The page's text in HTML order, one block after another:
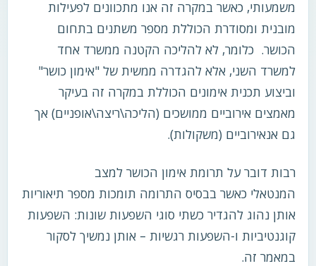
משמעותי, כאשר במקרה זה אנו מתכוונים לפעילות
מובנית ומסודרת הכוללת מספר משתנים בתחום
הכושר. כלומר, לא להליכה הקטנה ממשרד אחד
למשרד השני, אלא להגדרה ממשית של "אימון כושר"
וביצוע תכנית אימונים הכוללת במקרה זה בעיקר
מאמצים אירוביים ממושכים (הליכה\ריצה\אופניים) אך
גם אנאירוביים (משקולות).
רבות דובר על תרומת אימון הכושר למצב
המנטאלי כאשר בבסיס התרומה תומכות מספר תיאוריות
אותן נהוג להגדיר כשתי סוגי השפעות שונות: השפעות
קוגנטיביות ו-השפעות רגשיות – אותן נמשיך לסקור
במאמר זה.